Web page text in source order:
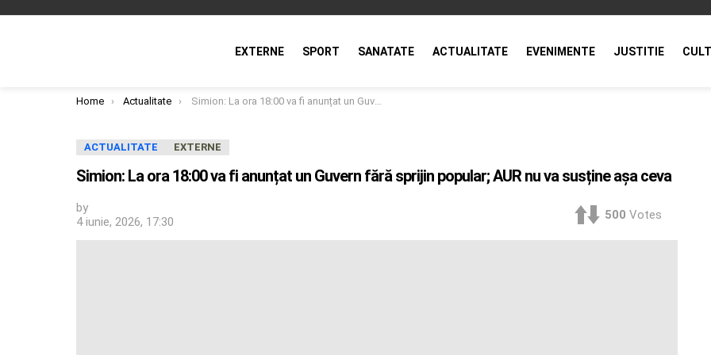
EXTERNE SPORT SANATATE ACTUALITATE EVENIMENTE JUSTITIE
You are here:
Home Actualitate Simion: La ora 18:00 va fi anunțat un Guvern fără sprijin popular; AUR nu va susține așa ceva
ACTUALITATE EXTERNE
Simion: La ora 18:00 va fi anunțat un Guvern fără sprijin popular; AUR nu va susține așa ceva
by
4 iunie, 2026, 17:30
500 Votes